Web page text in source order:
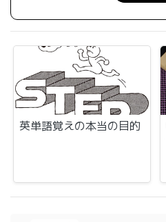
英単語覚えの本当の目的